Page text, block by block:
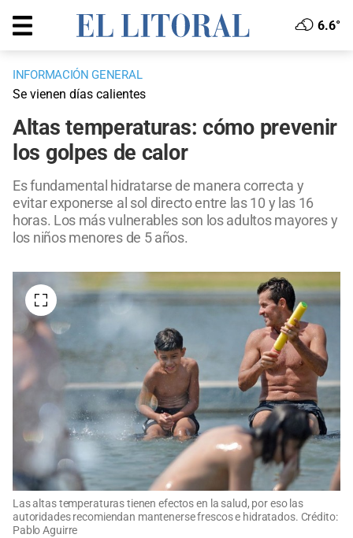
6.6°
INFORMACIÓN GENERAL
Se vienen días calientes
Altas temperaturas: cómo prevenir
los golpes de calor
Es fundamental hidratarse de manera correcta y
evitar exponerse al sol directo entre las 10 y las 16
horas. Los más vulnerables son los adultos mayores y
los niños menores de 5 años.
Las altas temperaturas tienen efectos en la salud, por eso las
autoridades recomiendan mantenerse frescos e hidratados. Crédito:
Pablo Aguirre